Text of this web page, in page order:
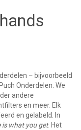
– bijvoorbeeld
Onderdelen. We
andere
en meer. Elk
en gelabeld. In
is what you get. Het